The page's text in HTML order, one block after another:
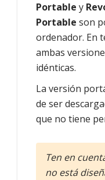
Portable y
Portable son
ordenador. En
ambas
idénticas.
La versión
de ser
que no tiene
Ten en
no está